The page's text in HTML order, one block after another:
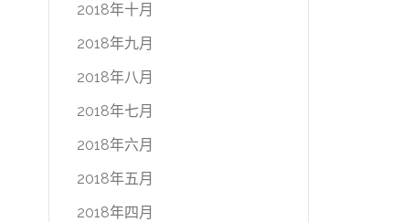
2018年十月
2018年九月
2018年八月
2018年七月
2018年六月
2018年五月
2018年四月